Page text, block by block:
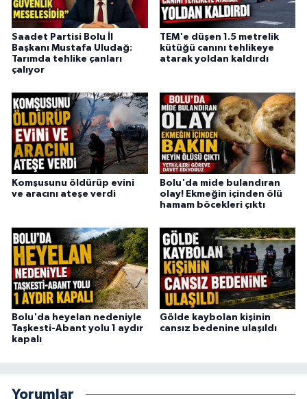
Saadet Partisi Bolu İl
Başkanı Mustafa Uludağ:
Tarımda tehlike çanları
çalıyor
TEM'e düşen 1.5 metrelik
kütüğü canını tehlikeye
atarak yoldan kaldırdı
Komşusunu öldürüp evini
ve aracını ateşe verdi
Bolu'da mide bulandıran
olay! Ekmeğin içinden ölü
hamam böcekleri çıktı
Bolu'da heyelan nedeniyle
Taşkesti-Abant yolu 1 aydır
kapalı
Gölde kaybolan kişinin
cansız bedenine ulaşıldı
Yorumlar